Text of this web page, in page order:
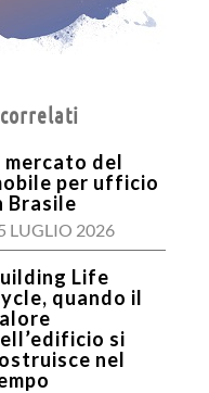
mercato del
per ufficio
Brasile
LUGLIO 2026
Life
quando il
si
nel